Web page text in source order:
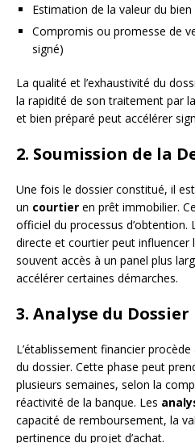
Estimation de la valeur du
Compromis ou promesse de
signé)
La qualité et l’exhaustivité du
la rapidité de son traitement par
et bien préparé peut accélérer
2. Soumission de la
Une fois le dossier constitué, il
un courtier en prêt immobilier.
officiel du processus d’obtention.
directe et courtier peut influencer
souvent accès à un panel plus
accélérer certaines démarches.
3. Analyse du Dossier
L’établissement financier
du dossier. Cette phase peut
plusieurs semaines, selon la
réactivité de la banque. Les
capacité de remboursement, la
pertinence du projet d’achat.